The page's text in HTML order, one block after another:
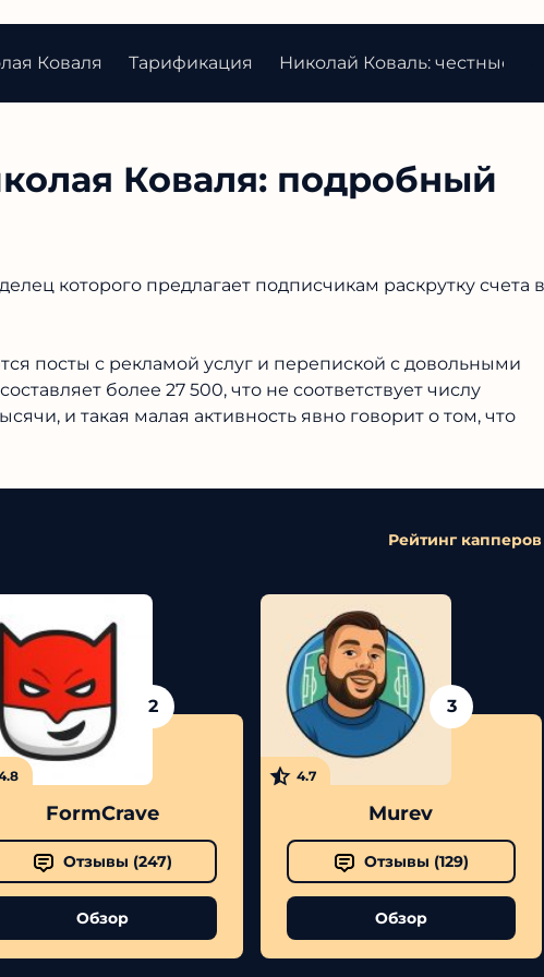
Коваля Тарификация Николай Коваль: честные
Коваля: подробный
которого предлагает подписчикам раскрутку счета в
посты с рекламой услуг и перепиской с довольными
более 27 500, что не соответствует числу
и такая малая активность явно говорит о том, что
Рейтинг капперов
2
FormCrave
Отзывы (247)
Обзор
3
4.7
Murev
Отзывы (129)
Обзор